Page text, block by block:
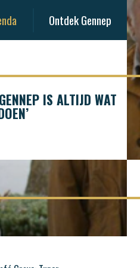
Ontdek Gennep
IS ALTIJD WAT